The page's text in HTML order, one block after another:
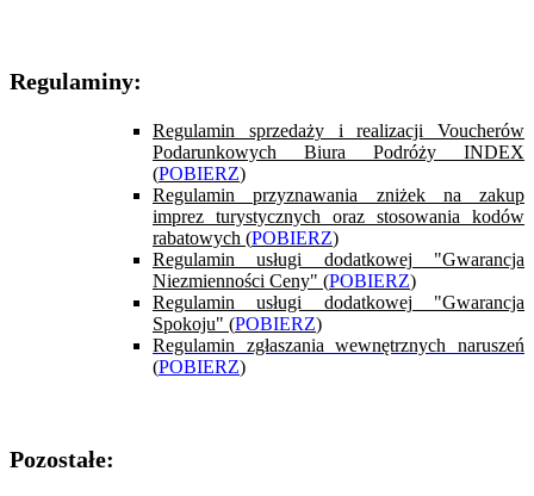
Regulaminy:
Regulamin sprzedaży i realizacji Voucherów
Podarunkowych Biura Podróży INDEX
(POBIERZ)
Regulamin przyznawania zniżek na zakup
imprez turystycznych oraz stosowania kodów
rabatowych (POBIERZ)
Regulamin usługi dodatkowej "Gwarancja
Niezmienności Ceny" (POBIERZ)
Regulamin usługi dodatkowej "Gwarancja
Spokoju" (POBIERZ)
Regulamin zgłaszania wewnętrznych naruszeń
(POBIERZ)
Pozostałe: